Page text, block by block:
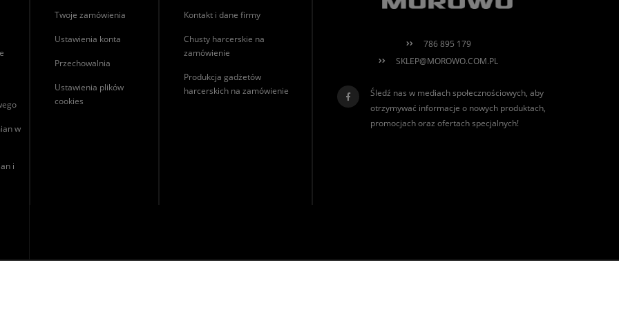
w
i
Twoje zamówienia
Ustawienia konta
Przechowalnia
Ustawienia plików
cookies
Kontakt i dane firmy
Chusty harcerskie na
zamówienie
Produkcja gadżetów
harcerskich na zamówienie
786 895 179
SKLEP@MOROWO.COM.PL
Śledź nas w mediach społecznościowych, aby
otrzymywać informacje o nowych produktach,
promocjach oraz ofertach specjalnych!